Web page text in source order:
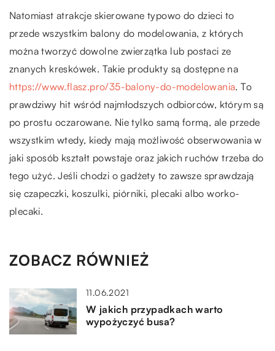
Natomiast atrakcje skierowane typowo do dzieci to
przede wszystkim balony do modelowania, z których
można tworzyć dowolne zwierzątka lub postaci ze
znanych kreskówek. Takie produkty są dostępne na
https://www.flasz.pro/35-balony-do-modelowania. To
prawdziwy hit wśród najmłodszych odbiorców, którym są
po prostu oczarowane. Nie tylko samą formą, ale przede
wszystkim wtedy, kiedy mają możliwość obserwowania w
jaki sposób kształt powstaje oraz jakich ruchów trzeba do
tego użyć. Jeśli chodzi o gadżety to zawsze sprawdzają
się czapeczki, koszulki, piórniki, plecaki albo worko-
plecaki.
ZOBACZ RÓWNIEŻ
11.06.2021
W jakich przypadkach warto
wypożyczyć busa?